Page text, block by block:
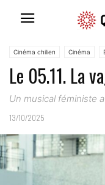
Cinéma chilien Cinéma
Le 05.11. La
Un musical féministe
13/10/2025